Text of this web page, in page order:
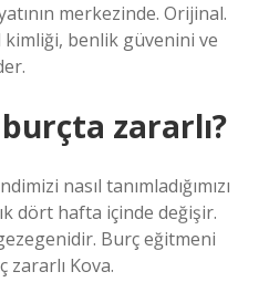
merkezinde. Orijinal.
benlik güvenini ve
zararlı?
nasıl tanımladığımızı
dört hafta içinde değişir.
Burç eğitmeni
zararlı Kova.